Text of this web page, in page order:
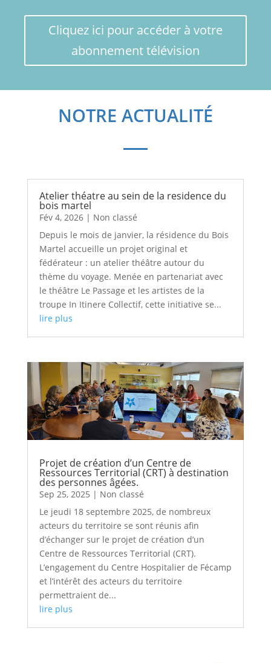
Cliquez ici pour accéder à votre
abonnement télévision
NOTRE ACTUALITÉ
Atelier théatre au sein de la residence du
bois martel
Fév 4, 2026| Non classé
Depuis le mois de janvier, la résidence du Bois
Martel accueille un projet original et
fédérateur : un atelier théâtre autour du
thème du voyage. Menée en partenariat avec
le théâtre Le Passage et les artistes de la
troupe In Itinere Collectif, cette initiative se...
lire plus
Projet de création d’un Centre de
Ressources Territorial (CRT) à destination
des personnes âgées.
Sep 25, 2025 | Non classé
Le jeudi 18 septembre 2025, de nombreux
acteurs du territoire se sont réunis afin
d’échanger sur le projet de création d’un
Centre de Ressources Territorial (CRT).
L’engagement du Centre Hospitalier de Fécamp
et l’intérêt des acteurs du territoire
permettraient de...
lire plus